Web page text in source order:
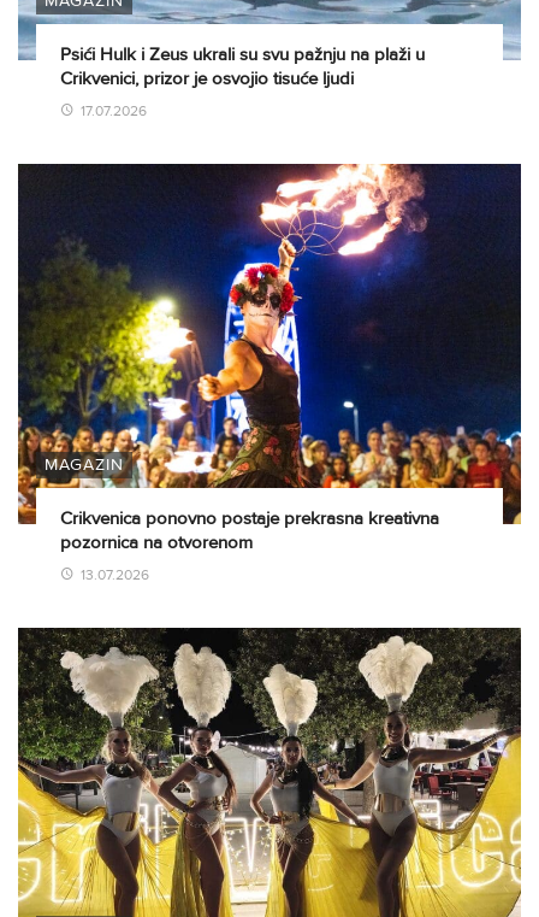
Psići Hulk i Zeus ukrali su svu pažnju na plaži u
Crikvenici, prizor je osvojio tisuće ljudi
17.07.2026
MAGAZIN
Crikvenica ponovno postaje prekrasna kreativna
pozornica na otvorenom
13.07.2026